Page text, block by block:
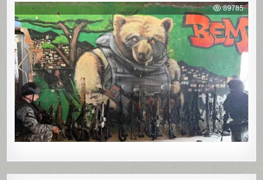
POLICIAL
DEIXA
121
MORTOS
NOS
DO
ALEMÃO
PENHA,
NO
RIO
89785